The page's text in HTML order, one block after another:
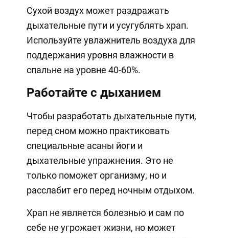
Сухой воздух может раздражать
дыхательные пути и усугублять храп.
Используйте увлажнитель воздуха для
поддержания уровня влажности в
спальне на уровне 40-60%.
Работайте с дыханием
Чтобы разработать дыхательные пути,
перед сном можно практиковать
специальные асаны йоги и
дыхательные упражнения. Это не
только поможет организму, но и
расслабит его перед ночным отдыхом.
Храп не является болезнью и сам по
себе не угрожает жизни, но может